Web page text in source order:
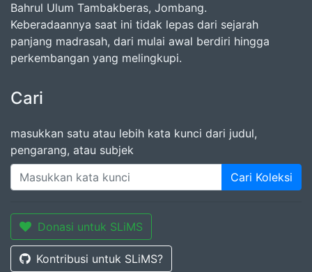
Bahrul Ulum Tambakberas, Jombang.
Keberadaannya saat ini tidak lepas dari sejarah
panjang madrasah, dari mulai awal berdiri hingga
perkembangan yang melingkupi.
Cari
masukkan satu atau lebih kata kunci dari judul,
pengarang, atau subjek
Cari Koleksi
Donasi untuk SLiMS
Kontribusi untuk SLiMS?